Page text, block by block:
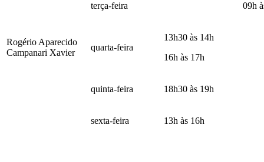
Rogério Aparecido
Campanari Xavier
terça-feira 09h
quarta-feira
13h30 às 14h
16h às 17h
quinta-feira 18h30 às 19h
sexta-feira 13h às 16h